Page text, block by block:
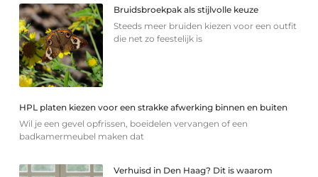
Bruidsbroekpak als stijlvolle keuze
Steeds meer bruiden kiezen voor een outfit
die net zo feestelijk is
HPL platen kiezen voor een strakke afwerking binnen en buiten
Wil je een gevel opfrissen, boeidelen vervangen of een
badkamermeubel maken dat
Verhuisd in Den Haag? Dit is waarom